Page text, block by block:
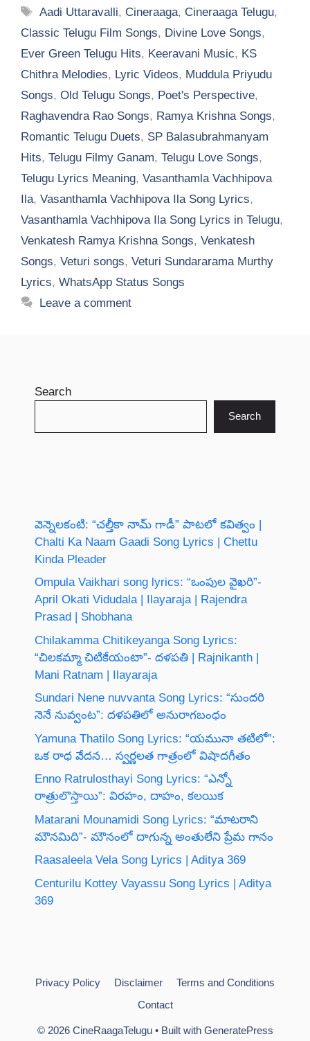
Tags
Aadi Uttaravalli, Cineraaga, Cineraaga Telugu,
Classic Telugu Film Songs, Divine Love Songs,
Ever Green Telugu Hits, Keeravani Music, KS
Chithra Melodies, Lyric Videos, Muddula Priyudu
Songs, Old Telugu Songs, Poet's Perspective,
Raghavendra Rao Songs, Ramya Krishna Songs,
Romantic Telugu Duets, SP Balasubrahmanyam
Hits, Telugu Filmy Ganam, Telugu Love Songs,
Telugu Lyrics Meaning, Vasanthamla Vachhipova
Ila, Vasanthamla Vachhipova Ila Song Lyrics,
Vasanthamla Vachhipova Ila Song Lyrics in Telugu,
Venkatesh Ramya Krishna Songs, Venkatesh
Songs, Veturi songs, Veturi Sundararama Murthy
Lyrics, WhatsApp Status Songs
Leave a comment
Search
Search
వెన్నెలకంటి: “చల్తీకా నామ్ గాడీ” పాటలో కవిత్వం |
Chalti Ka Naam Gaadi Song Lyrics | Chettu
Kinda Pleader
Ompula Vaikhari song lyrics: “ఒంపుల వైఖరి”-
April Okati Vidudala | Ilayaraja | Rajendra
Prasad | Shobhana
Chilakamma Chitikeyanga Song Lyrics:
“చిలకమ్మా చిటికేయంటా”- దళపతి | Rajnikanth |
Mani Ratnam | Ilayaraja
Sundari Nene nuvvanta Song Lyrics: “సుందరి
నెనే నువ్వంట”: దళపతిలో అనురాగబంధం
Yamuna Thatilo Song Lyrics: “యమునా తటిలో”:
ఒక రాధ వేదన… స్వర్ణలత గాత్రంలో విషాదగీతం
Enno Ratrulosthayi Song Lyrics: “ఎన్నో
రాత్రులొస్తాయి”: విరహం, దాహం, కలయిక
Matarani Mounamidi Song Lyrics: “మాటరాని
మౌనమిది”- మౌనంలో దాగున్న అంతులేని ప్రేమ గానం
Raasaleela Vela Song Lyrics | Aditya 369
Centurilu Kottey Vayassu Song Lyrics | Aditya
369
Privacy Policy Disclaimer
Terms and Conditions
Contact
© 2026 CineRaagaTelugu• Built with GeneratePress